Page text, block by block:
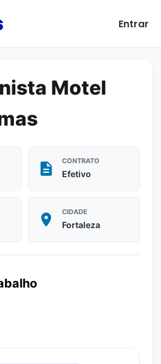
Entrar
Motel
CONTRATO
Efetivo
CIDADE
Fortaleza